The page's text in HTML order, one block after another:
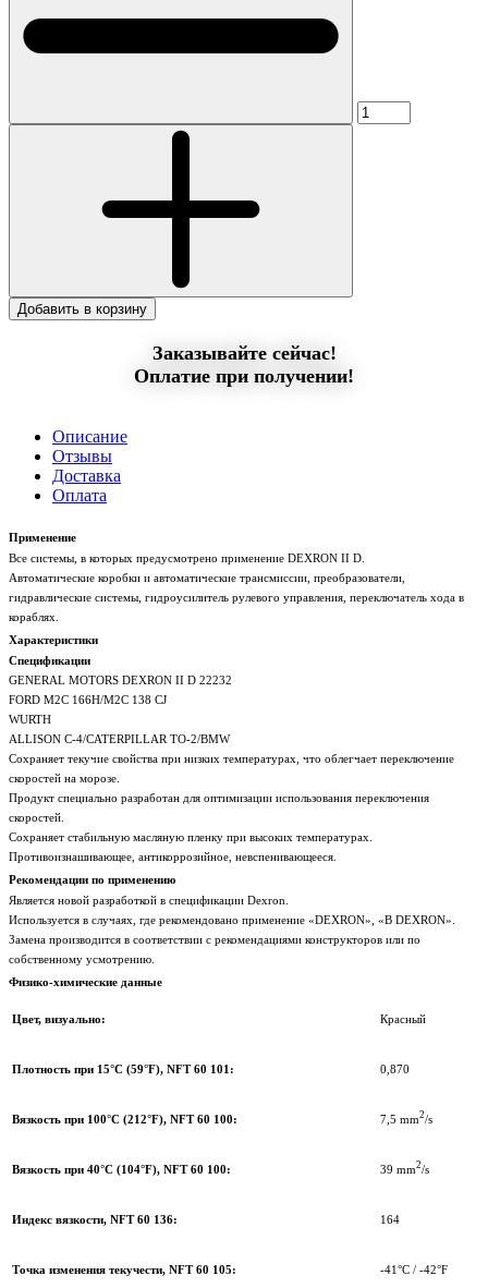
Добавить в корзину
Заказывайте сейчас!
Оплатие при получении!
Описание
Отзывы
Доставка
Оплата
Применение
Все системы, в которых предусмотрено применение DEXRON II D.
Автоматические коробки и автоматические трансмиссии, преобразователи,
гидравлические системы, гидроусилитель рулевого управления, переключатель хода в
кораблях.
Характеристики
Спецификации
GENERAL MOTORS DEXRON II D 22232
FORD M2C 166H/M2C 138 CJ
WURTH
ALLISON C-4/CATERPILLAR TO-2/BMW
Сохраняет текучие свойства при низких температурах, что облегчает переключение
скоростей на морозе.
Продукт специально разработан для оптимизации использования переключения
скоростей.
Сохраняет стабильную масляную пленку при высоких температурах.
Противоизнашивающее, антикоррозийное, невспенивающееся.
Рекомендации по применению
Является новой разработкой в спецификации Dexron.
Используется в случаях, где рекомендовано применение «DEXRON», «B DEXRON».
Замена производится в соответствии с рекомендациями конструкторов или по
собственному усмотрению.
Физико-химические данные
Цвет, визуально: Красный
Плотность при 15°C (59°F), NFT 60 101: 0,870
Вязкость при 100°C (212°F), NFT 60 100: 7,5 mm2/s
Вязкость при 40°C (104°F), NFT 60 100: 39 mm2/s
Индекс вязкости, NFT 60 136: 164
Точка изменения текучести, NFT 60 105: -41°C / -42°F